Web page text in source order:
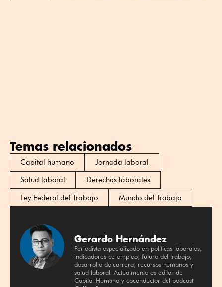
Temas relacionados
Capital humano
Jornada laboral
Salud laboral
Derechos laborales
Ley Federal del Trabajo
Mundo del Trabajo
Gerardo Hernández
Periodista especializado en políticas laborales,
indicadores de empleo, futuro del trabajo,
desarrollo de carrera, recursos humanos y
salud laboral. Actualmente es editor de
Capital Humano y coconductor del podcast